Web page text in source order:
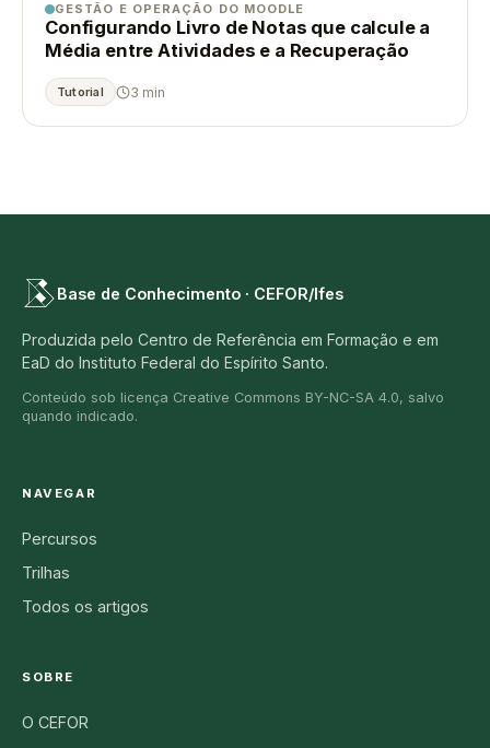
GESTÃO E OPERAÇÃO DO MOODLE
Configurando Livro de Notas que calcule a
Média entre Atividades e a Recuperação
Tutorial 3 min
Base de Conhecimento · CEFOR/Ifes
Produzida pelo Centro de Referência em Formação e em
EaD do Instituto Federal do Espírito Santo.
Conteúdo sob licença Creative Commons BY-NC-SA 4.0, salvo
quando indicado.
NAVEGAR
Percursos
Trilhas
Todos os artigos
SOBRE
O CEFOR